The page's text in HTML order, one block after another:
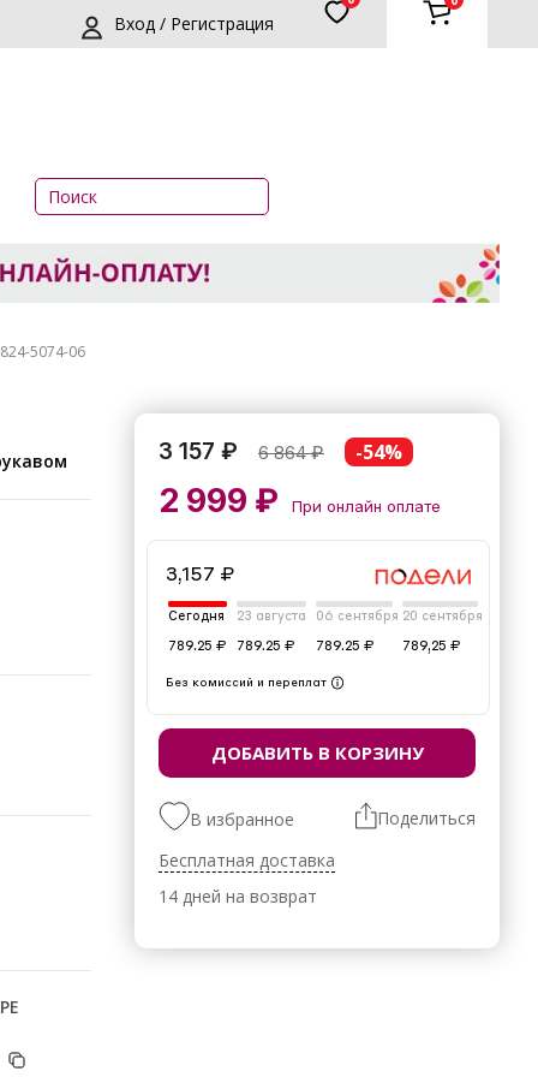
Вход / Регистрация
5074-06
3 157 ₽ 6 864₽ -54%
2 999 ₽ При онлайн оплате
3,157 ₽
Сегодня
789.25 ₽
23 августа
789.25 ₽
06 сентября
789.25 ₽
20 сентября
789,25 ₽
Без комиссий и переплат
ДОБАВИТЬ В КОРЗИНУ
В избранное
Поделиться
Бесплатная доставка
14 дней на возврат